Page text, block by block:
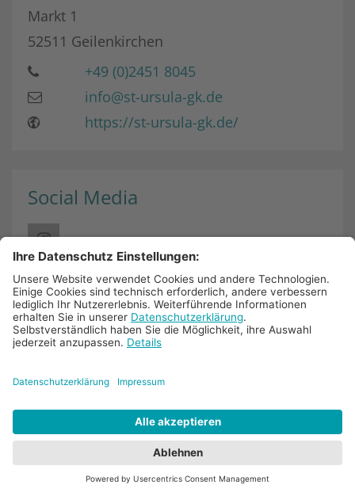
Markt 1
52511 Geilenkirchen
+49 (0)2451 8045
info@st-ursula-gk.de
https://st-ursula-gk.de/
Social Media
Links